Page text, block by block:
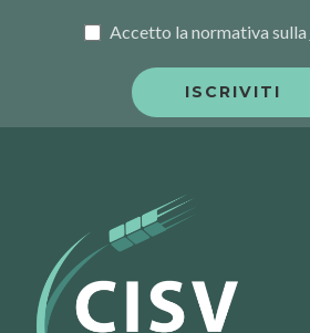
Accetto la normativa sulla